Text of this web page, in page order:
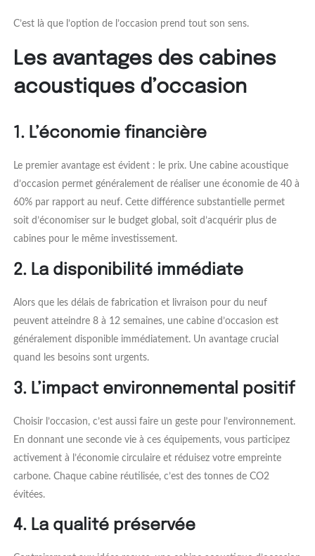
C’est là que l’option de l’occasion prend tout son sens.
Les avantages des cabines
acoustiques d’occasion
1. L’économie financière
Le premier avantage est évident : le prix. Une cabine acoustique
d’occasion permet généralement de réaliser une économie de 40 à
60% par rapport au neuf. Cette différence substantielle permet
soit d’économiser sur le budget global, soit d’acquérir plus de
cabines pour le même investissement.
2. La disponibilité immédiate
Alors que les délais de fabrication et livraison pour du neuf
peuvent atteindre 8 à 12 semaines, une cabine d’occasion est
généralement disponible immédiatement. Un avantage crucial
quand les besoins sont urgents.
3. L’impact environnemental positif
Choisir l’occasion, c’est aussi faire un geste pour l’environnement.
En donnant une seconde vie à ces équipements, vous participez
activement à l’économie circulaire et réduisez votre empreinte
carbone. Chaque cabine réutilisée, c’est des tonnes de CO2
évitées.
4. La qualité préservée